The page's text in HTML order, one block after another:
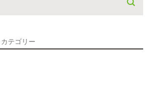
カテゴリー